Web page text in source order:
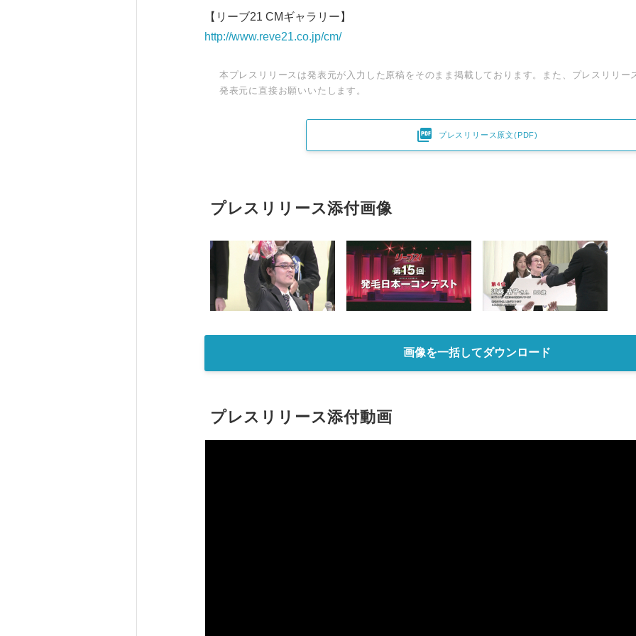
【リーブ21 CMギャラリー】
http://www.reve21.co.jp/cm/
本プレスリリースは発表元が入力した原稿をそのまま掲載しております。また、プレスリリー
発表元に直接お願いいたします。
 プレスリリース原文(PDF)
プレスリリース添付画像
画像を一括してダウンロード
プレスリリース添付動画
Japanese